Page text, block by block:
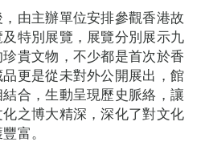
由主辦單位安排參觀香港故
特別展覽，展覽分別展示九
貴文物，不少都是首次於香
更是從未對外公開展出，館
合，生動呈現歷史脈絡，讓
之博大精深，深化了對文化
富。